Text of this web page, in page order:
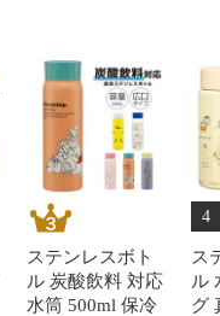
ステンレスボト
ル 炭酸飲料 対応
水筒 500ml 保冷
4
ス
ル
グ